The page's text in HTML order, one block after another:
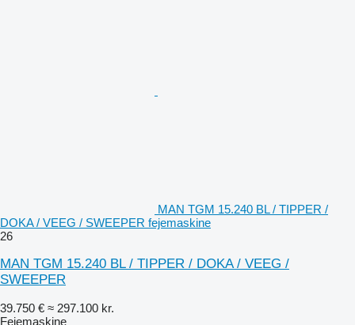
MAN TGM 15.240 BL / TIPPER /
DOKA / VEEG / SWEEPER fejemaskine
26
MAN TGM 15.240 BL / TIPPER / DOKA / VEEG /
SWEEPER
39.750 € ≈ 297.100 kr.
Fejemaskine